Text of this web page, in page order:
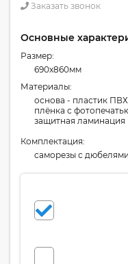
Заказать звонок
Основные
Размер:
690x860мм
Материалы:
основа - пластик
плёнка с
защитная ламинация
Комплектация:
cаморезы с дюбелями